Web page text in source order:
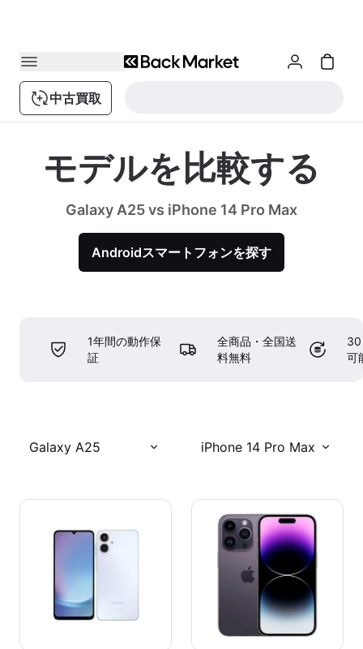
中古買取
モデルを比較する
Galaxy A25 vs iPhone 14 Pro Max
Androidスマートフォンを探す
1年間の動作保
証
全商品・全国送
料無料
30
可
Galaxy A25 iPhone 14 Pro Max